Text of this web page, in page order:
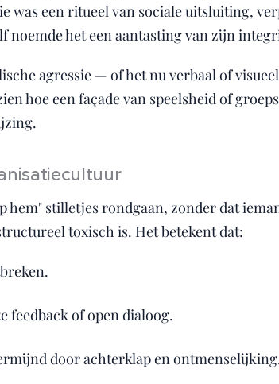
was een ritueel van sociale uitsluiting,
noemde het een aantasting van zijn
agressie — of het nu verbaal of
hoe een façade van speelsheid of
hem" stilletjes rondgaan, zonder dat
toxisch is. Het betekent dat:
feedback of open dialoog.
door achterklap en